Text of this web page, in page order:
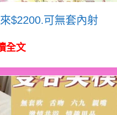
$2200.可無套內射
全文